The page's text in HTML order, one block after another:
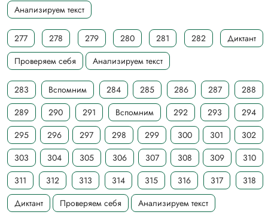
Анализируем текст
277 278 279 280 281 282
Диктант
Проверяем себя
Анализируем текст
283 Вспомним 284 285 286 287
288
289
290 291 Вспомним 292 293
294
295
296 297 298 299 300 301
302
303
304 305 306 307 308 309
310
311
312 313 314 315 316 317
318
Диктант
Проверяем себя Анализируем текст